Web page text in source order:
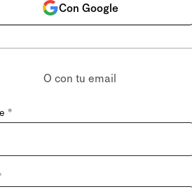
Con Google
O con tu email
*